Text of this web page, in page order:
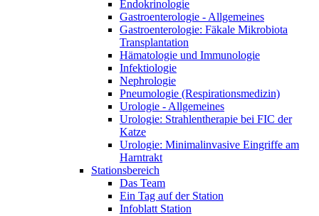
Endokrinologie
Gastroenterologie - Allgemeines
Gastroenterologie: Fäkale Mikrobiota
Transplantation
Hämatologie und Immunologie
Infektiologie
Nephrologie
Pneumologie (Respirationsmedizin)
Urologie - Allgemeines
Urologie: Strahlentherapie bei FIC der
Katze
Urologie: Minimalinvasive Eingriffe am
Harntrakt
Stationsbereich
Das Team
Ein Tag auf der Station
Infoblatt Station